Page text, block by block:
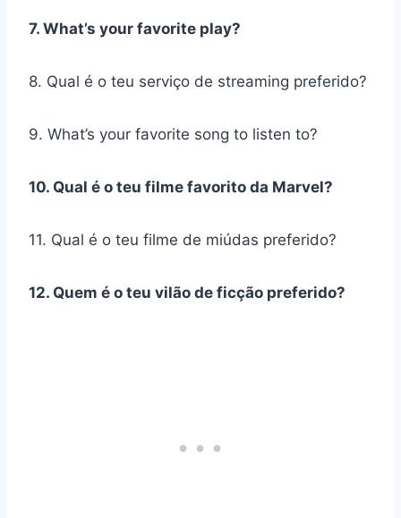
7. What’s your favorite play?
8. Qual é o teu serviço de streaming preferido?
9. What’s your favorite song to listen to?
10. Qual é o teu filme favorito da Marvel?
11. Qual é o teu filme de miúdas preferido?
12. Quem é o teu vilão de ficção preferido?